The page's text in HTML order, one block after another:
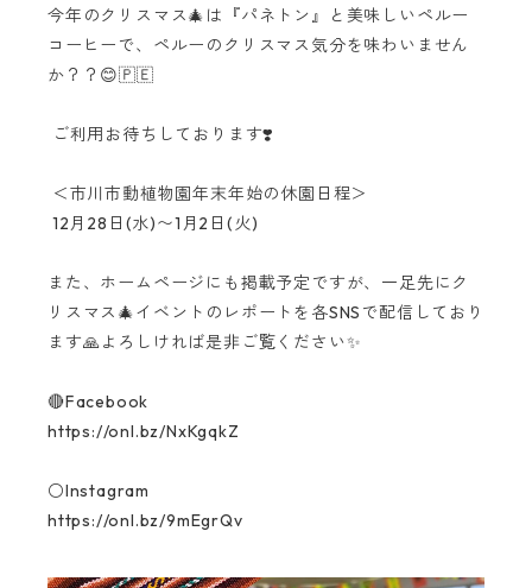
今年のクリスマス🎄は『パネトン』と美味しいペルー
コーヒーで、ペルーのクリスマス気分を味わいません
か？？😊🇵🇪
ご利用お待ちしております❣️
＜市川市動植物園年末年始の休園日程＞
12月28日(水)〜1月2日(火)
また、ホームページにも掲載予定ですが、一足先にク
リスマス🎄イベントのレポートを各SNSで配信しており
ます🙏よろしければ是非ご覧ください✨
🔴Facebook
https://onl.bz/NxKgqkZ
⚪️Instagram
https://onl.bz/9mEgrQv